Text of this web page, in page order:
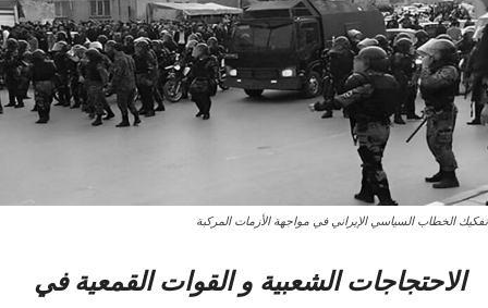
تفكيك الخطاب السياسي الإيراني في مواجهة الأزمات المركبة
الاحتجاجات الشعبیة و القوات القمعیة في